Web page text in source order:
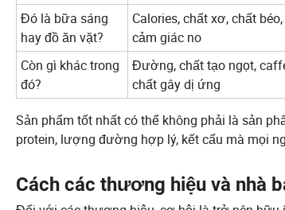
Đó là bữa sáng
hay đồ ăn vặt?
Calories, chất xơ, chất
cảm giác no
Còn gì khác trong
đó?
Đường, chất tạo ngọt,
chất gây dị ứng
Sản phẩm tốt nhất có thể không phải là sản
protein, lượng đường hợp lý, kết cấu mà mọi
Cách các thương hiệu và nhà